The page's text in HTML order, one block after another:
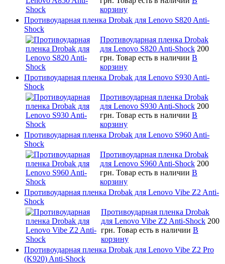
корзину
Противоударная пленка Drobak для Lenovo S820 Anti-
Shock
Противоударная пленка Drobak
для Lenovo S820 Anti-Shock 200
грн. Товар есть в наличии В
корзину
Противоударная пленка Drobak для Lenovo S930 Anti-
Shock
Противоударная пленка Drobak
для Lenovo S930 Anti-Shock 200
грн. Товар есть в наличии В
корзину
Противоударная пленка Drobak для Lenovo S960 Anti-
Shock
Противоударная пленка Drobak
для Lenovo S960 Anti-Shock 200
грн. Товар есть в наличии В
корзину
Противоударная пленка Drobak для Lenovo Vibe Z2 Anti-
Shock
Противоударная пленка Drobak
для Lenovo Vibe Z2 Anti-Shock 200
грн. Товар есть в наличии В
корзину
Противоударная пленка Drobak для Lenovo Vibe Z2 Pro
(K920) Anti-Shock